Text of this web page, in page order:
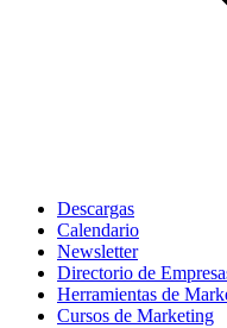
Descargas
Calendario
Newsletter
Directorio de
Herramientas de
Cursos de Marketing